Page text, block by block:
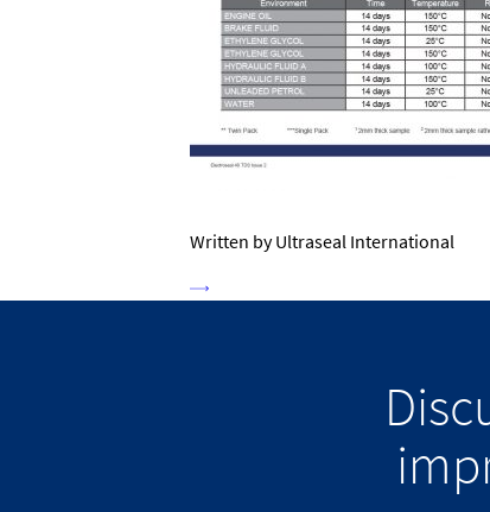
Written by Ultraseal International